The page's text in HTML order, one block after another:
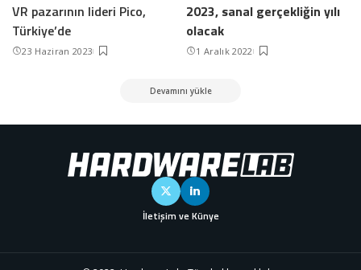
VR pazarının lideri Pico,
Türkiye’de
23 Haziran 2023
2023, sanal gerçekliğin yılı
olacak
1 Aralık 2022
Devamını yükle
İletişim ve Künye